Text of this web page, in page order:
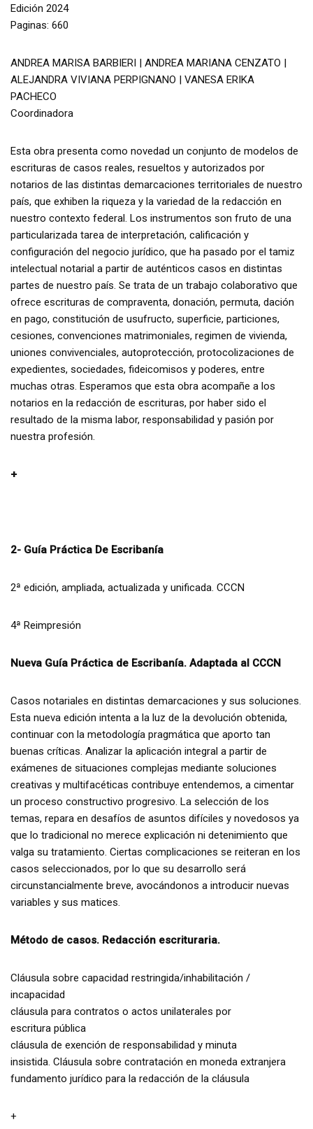
Edición 2024
Paginas: 660
ANDREA MARISA BARBIERI | ANDREA MARIANA CENZATO |
ALEJANDRA VIVIANA PERPIGNANO | VANESA ERIKA
PACHECO
Coordinadora
Esta obra presenta como novedad un conjunto de modelos de
escrituras de casos reales, resueltos y autorizados por
notarios de las distintas demarcaciones territoriales de nuestro
país, que exhiben la riqueza y la variedad de la redacción en
nuestro contexto federal. Los instrumentos son fruto de una
particularizada tarea de interpretación, calificación y
configuración del negocio jurídico, que ha pasado por el tamiz
intelectual notarial a partir de auténticos casos en distintas
partes de nuestro país. Se trata de un trabajo colaborativo que
ofrece escrituras de compraventa, donación, permuta, dación
en pago, constitución de usufructo, superficie, particiones,
cesiones, convenciones matrimoniales, regimen de vivienda,
uniones convivenciales, autoprotección, protocolizaciones de
expedientes, sociedades, fideicomisos y poderes, entre
muchas otras. Esperamos que esta obra acompañe a los
notarios en la redacción de escrituras, por haber sido el
resultado de la misma labor, responsabilidad y pasión por
nuestra profesión.
+
2- Guía Práctica De Escribanía
2ª edición, ampliada, actualizada y unificada. CCCN
4ª Reimpresión
Nueva Guía Práctica de Escribanía. Adaptada al CCCN
Casos notariales en distintas demarcaciones y sus soluciones.
Esta nueva edición intenta a la luz de la devolución obtenida,
continuar con la metodología pragmática que aporto tan
buenas críticas. Analizar la aplicación integral a partir de
exámenes de situaciones complejas mediante soluciones
creativas y multifacéticas contribuye entendemos, a cimentar
un proceso constructivo progresivo. La selección de los
temas, repara en desafíos de asuntos difíciles y novedosos ya
que lo tradicional no merece explicación ni detenimiento que
valga su tratamiento. Ciertas complicaciones se reiteran en los
casos seleccionados, por lo que su desarrollo será
circunstancialmente breve, avocándonos a introducir nuevas
variables y sus matices.
Método de casos. Redacción escrituraria.
Cláusula sobre capacidad restringida/inhabilitación /
incapacidad
cláusula para contratos o actos unilaterales por
escritura pública
cláusula de exención de responsabilidad y minuta
insistida. Cláusula sobre contratación en moneda extranjera
fundamento jurídico para la redacción de la cláusula
+